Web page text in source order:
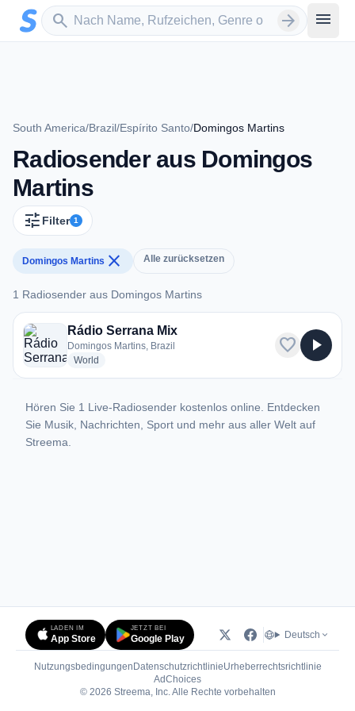
Zum Hauptinhalt springen
search
Sender suchen arrow_forward menu
South America/Brazil/Espírito Santo/Domingos Martins
Radiosender aus Domingos
Martins
tune Filter 1
Domingos Martins close Alle zurücksetzen
1 Radiosender aus Domingos Martins
1 Radiosender aus Domingos Martins
Rádio Serrana Mix
Domingos Martins, Brazil
World
favorite play_arrow
Hören Sie 1 Live-Radiosender kostenlos online. Entdecken
Sie Musik, Nachrichten, Sport und mehr aus aller Welt auf
Streema.
LADEN IM
App Store
JETZT BEI
Google Play Deutsch
Nutzungsbedingungen DatenschutzrichtlinieUrheberrechtsrichtlinie
AdChoices(öffnet in neuem Tab)
© 2026 Streema, Inc. Alle Rechte vorbehalten